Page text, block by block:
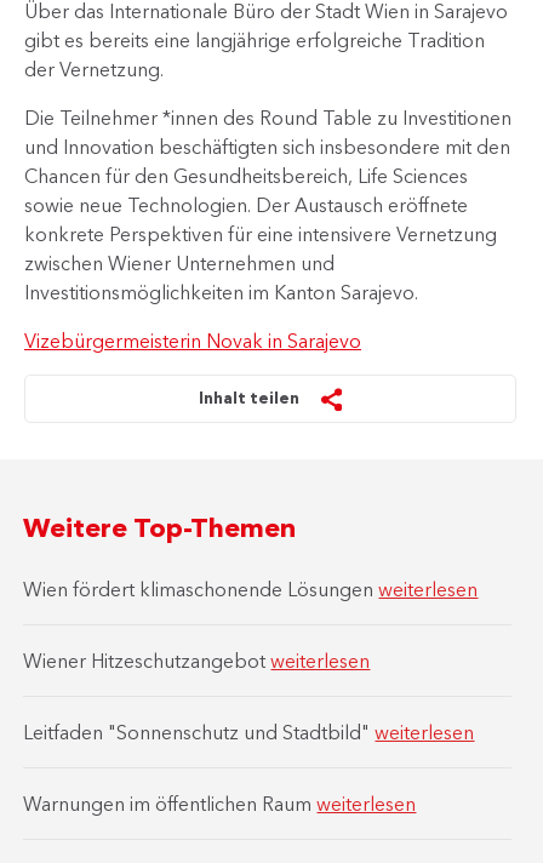
Über das Internationale Büro der Stadt Wien in Sarajevo
gibt es bereits eine langjährige erfolgreiche Tradition
der Vernetzung.
Die Teilnehmer *innen des Round Table zu Investitionen
und Innovation beschäftigten sich insbesondere mit den
Chancen für den Gesundheitsbereich, Life Sciences
sowie neue Technologien. Der Austausch eröffnete
konkrete Perspektiven für eine intensivere Vernetzung
zwischen Wiener Unternehmen und
Investitionsmöglichkeiten im Kanton Sarajevo.
Vizebürgermeisterin Novak in Sarajevo
Inhalt teilen
Weitere Top-Themen
Wien fördert klimaschonende Lösungenweiterlesen
Wiener Hitzeschutzangebotweiterlesen
Leitfaden "Sonnenschutz und Stadtbild"weiterlesen
Warnungen im öffentlichen Raumweiterlesen